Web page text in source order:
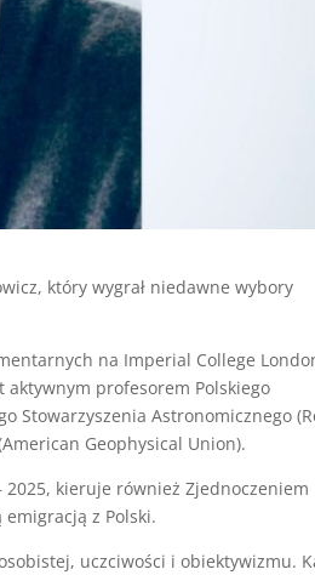
który wygrał niedawne wybory
na Imperial College
aktywnym profesorem Polskiego
Stowarzyszenia Astronomicznego
Geophysical Union).
2025, kieruje również Zjednoczeniem
z Polski.
uczciwości i obiektywizmu.